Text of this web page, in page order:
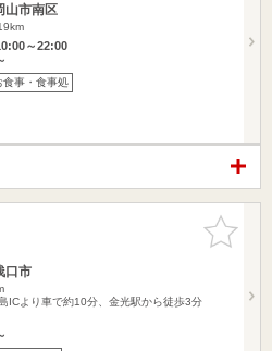
山市南区
～22:00
食事・食事処
お気に入
りに追加
口市
ICより車で約10分、金光駅から徒歩3分